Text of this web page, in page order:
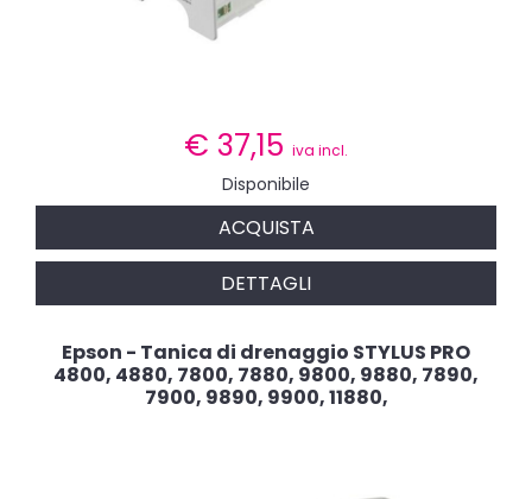
€ 37,15 iva incl.
Disponibile
ACQUISTA
DETTAGLI
Epson - Tanica di drenaggio STYLUS PRO
4800, 4880, 7800, 7880, 9800, 9880, 7890,
7900, 9890, 9900, 11880,